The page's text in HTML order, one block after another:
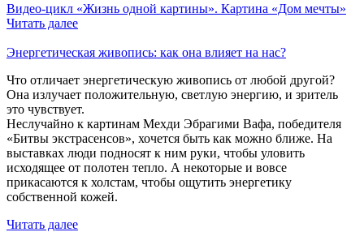
Видео-цикл «Жизнь одной картины». Картина «Дом мечты»
Читать далее
Энергетическая живопись: как она влияет на нас?
Что отличает энергетическую живопись от любой другой?
Она излучает положительную, светлую энергию, и зритель
это чувствует.
Неслучайно к картинам Мехди Эбрагими Вафа, победителя
«Битвы экстрасенсов», хочется быть как можно ближе. На
выставках люди подносят к ним руки, чтобы уловить
исходящее от полотен тепло. А некоторые и вовсе
прикасаются к холстам, чтобы ощутить энергетику
собственной кожей.
Читать далее